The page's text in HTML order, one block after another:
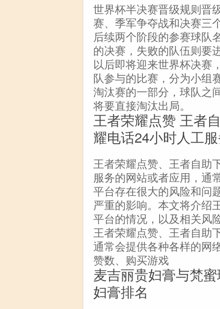
世界杯半决赛晋级规则晋
赛、季军争夺战和决赛三
后续两个阶段的参赛球队
的决赛，失败的队伍则要
以后即将迎来世界杯决赛
队参与的比赛，分为小组
淘汰赛的一部分，球队之
将要直接淘汰出局。
王者荣耀点赞 王者
耀电话24小时人工
王者荣耀点赞、王者自助
服务的网站或者应用，通
平台存在很大的风险和问
严重的影响。本文将介绍
平台的情况，以及相关风
王者荣耀点赞、王者自助
通常会提供各种各样的网
赞数、购买游戏
麦吉丽贵妇膏与梵
妇膏排名